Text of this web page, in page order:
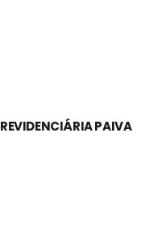
PAIVA